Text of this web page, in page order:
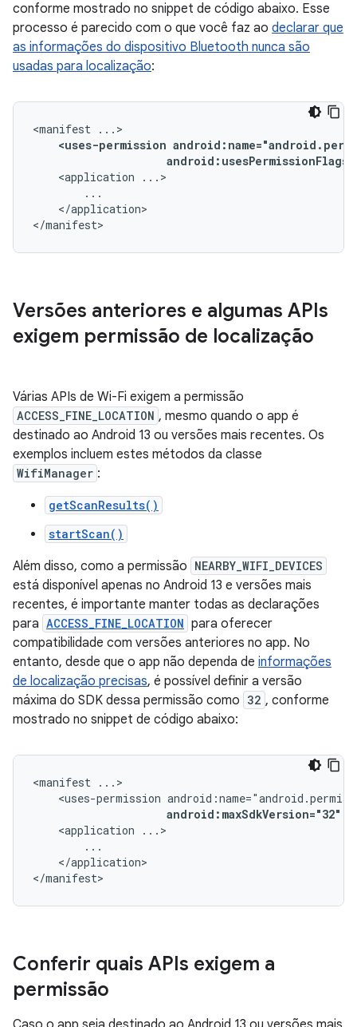
conforme mostrado no snippet de código abaixo. Esse
processo é parecido com o que você faz ao declarar que
as informações do dispositivo Bluetooth nunca são
usadas para localização:
<manifest
<uses-permission
<application
</application>
</manifest>
Versões anteriores e algumas APIs
exigem permissão de localização
Várias APIs de Wi-Fi exigem a permissão
ACCESS_FINE_LOCATION , mesmo quando o app é
destinado ao Android 13 ou versões mais recentes. Os
exemplos incluem estes métodos da classe
WifiManager :
getScanResults()
startScan()
Além disso, como a permissão NEARBY_WIFI_DEVICES
está disponível apenas no Android 13 e versões mais
recentes, é importante manter todas as declarações
para ACCESS_FINE_LOCATION para oferecer
compatibilidade com versões anteriores no app. No
entanto, desde que o app não dependa de informações
de localização precisas, é possível definir a versão
máxima do SDK dessa permissão como 32 , conforme
mostrado no snippet de código abaixo:
<manifest
<uses-permission
android:maxSdkVersion="32"
<application
</application>
</manifest>
Conferir quais APIs exigem a
permissão